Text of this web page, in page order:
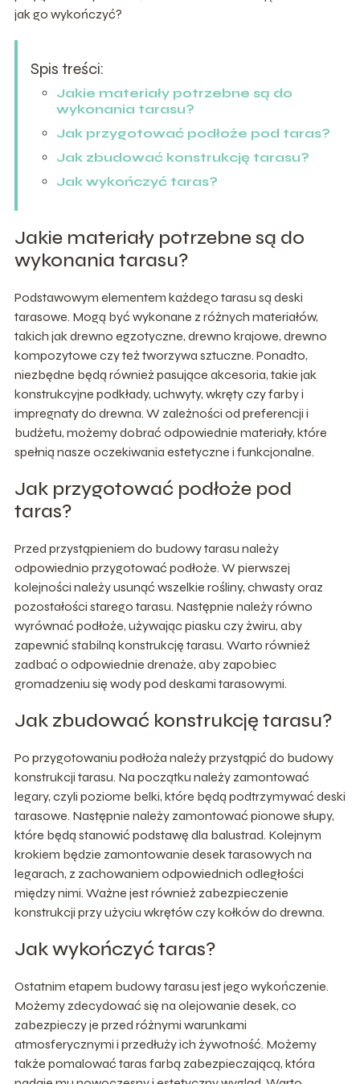
jak go wykończyć?
Spis treści:
Jakie materiały potrzebne są do
wykonania tarasu?
Jak przygotować podłoże pod taras?
Jak zbudować konstrukcję tarasu?
Jak wykończyć taras?
Jakie materiały potrzebne są do
wykonania tarasu?
Podstawowym elementem każdego tarasu są deski
tarasowe. Mogą być wykonane z różnych materiałów,
takich jak drewno egzotyczne, drewno krajowe, drewno
kompozytowe czy też tworzywa sztuczne. Ponadto,
niezbędne będą również pasujące akcesoria, takie jak
konstrukcyjne podkłady, uchwyty, wkręty czy farby i
impregnaty do drewna. W zależności od preferencji i
budżetu, możemy dobrać odpowiednie materiały, które
spełnią nasze oczekiwania estetyczne i funkcjonalne.
Jak przygotować podłoże pod
taras?
Przed przystąpieniem do budowy tarasu należy
odpowiednio przygotować podłoże. W pierwszej
kolejności należy usunąć wszelkie rośliny, chwasty oraz
pozostałości starego tarasu. Następnie należy równo
wyrównać podłoże, używając piasku czy żwiru, aby
zapewnić stabilną konstrukcję tarasu. Warto również
zadbać o odpowiednie drenaże, aby zapobiec
gromadzeniu się wody pod deskami tarasowymi.
Jak zbudować konstrukcję tarasu?
Po przygotowaniu podłoża należy przystąpić do budowy
konstrukcji tarasu. Na początku należy zamontować
legary, czyli poziome belki, które będą podtrzymywać deski
tarasowe. Następnie należy zamontować pionowe słupy,
które będą stanowić podstawę dla balustrad. Kolejnym
krokiem będzie zamontowanie desek tarasowych na
legarach, z zachowaniem odpowiednich odległości
między nimi. Ważne jest również zabezpieczenie
konstrukcji przy użyciu wkrętów czy kołków do drewna.
Jak wykończyć taras?
Ostatnim etapem budowy tarasu jest jego wykończenie.
Możemy zdecydować się na olejowanie desek, co
zabezpieczy je przed różnymi warunkami
atmosferycznymi i przedłuży ich żywotność. Możemy
także pomalować taras farbą zabezpieczającą, która